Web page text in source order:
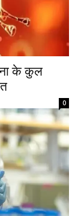
के कुल
0